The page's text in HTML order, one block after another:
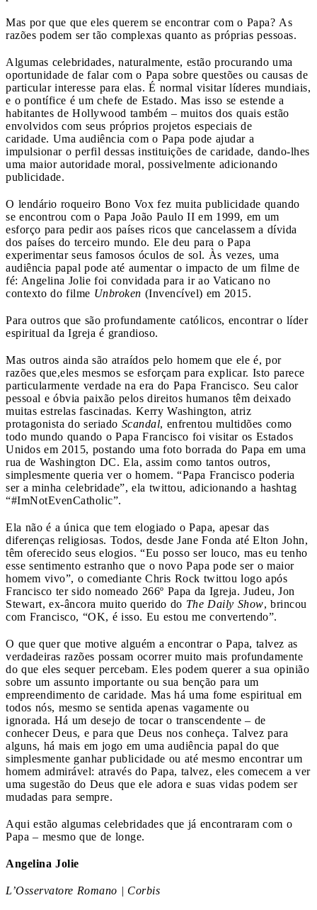
Mas por que que eles querem se encontrar com o Papa? As
razões podem ser tão complexas quanto as próprias pessoas.
Algumas celebridades, naturalmente, estão procurando uma
oportunidade de falar com o Papa sobre questões ou causas de
particular interesse para elas. É normal visitar líderes mundiais,
e o pontífice é um chefe de Estado. Mas isso se estende a
habitantes de Hollywood também – muitos dos quais estão
envolvidos com seus próprios projetos especiais de
caridade. Uma audiência com o Papa pode ajudar a
impulsionar o perfil dessas instituições de caridade, dando-lhes
uma maior autoridade moral, possivelmente adicionando
publicidade.
O lendário roqueiro Bono Vox fez muita publicidade quando
se encontrou com o Papa João Paulo II em 1999, em um
esforço para pedir aos países ricos que cancelassem a dívida
dos países do terceiro mundo. Ele deu para o Papa
experimentar seus famosos óculos de sol. Às vezes, uma
audiência papal pode até aumentar o impacto de um filme de
fé: Angelina Jolie foi convidada para ir ao Vaticano no
contexto do filme Unbroken (Invencível) em 2015.
Para outros que são profundamente católicos, encontrar o líder
espiritual da Igreja é grandioso.
Mas outros ainda são atraídos pelo homem que ele é, por
razões que,eles mesmos se esforçam para explicar. Isto parece
particularmente verdade na era do Papa Francisco. Seu calor
pessoal e óbvia paixão pelos direitos humanos têm deixado
muitas estrelas fascinadas. Kerry Washington, atriz
protagonista do seriado Scandal, enfrentou multidões como
todo mundo quando o Papa Francisco foi visitar os Estados
Unidos em 2015, postando uma foto borrada do Papa em uma
rua de Washington DC. Ela, assim como tantos outros,
simplesmente queria ver o homem. “Papa Francisco poderia
ser a minha celebridade”, ela twittou, adicionando a hashtag
“#ImNotEvenCatholic”.
Ela não é a única que tem elogiado o Papa, apesar das
diferenças religiosas. Todos, desde Jane Fonda até Elton John,
têm oferecido seus elogios. “Eu posso ser louco, mas eu tenho
esse sentimento estranho que o novo Papa pode ser o maior
homem vivo”, o comediante Chris Rock twittou logo após
Francisco ter sido nomeado 266º Papa da Igreja. Judeu, Jon
Stewart, ex-âncora muito querido do The Daily Show, brincou
com Francisco, “OK, é isso. Eu estou me convertendo”.
O que quer que motive alguém a encontrar o Papa, talvez as
verdadeiras razões possam ocorrer muito mais profundamente
do que eles sequer percebam. Eles podem querer a sua opinião
sobre um assunto importante ou sua benção para um
empreendimento de caridade. Mas há uma fome espiritual em
todos nós, mesmo se sentida apenas vagamente ou
ignorada. Há um desejo de tocar o transcendente – de
conhecer Deus, e para que Deus nos conheça. Talvez para
alguns, há mais em jogo em uma audiência papal do que
simplesmente ganhar publicidade ou até mesmo encontrar um
homem admirável: através do Papa, talvez, eles comecem a ver
uma sugestão do Deus que ele adora e suas vidas podem ser
mudadas para sempre.
Aqui estão algumas celebridades que já encontraram com o
Papa – mesmo que de longe.
Angelina Jolie
L’Osservatore Romano | Corbis